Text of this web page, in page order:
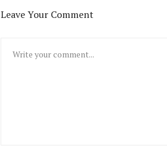
Leave Your Comment